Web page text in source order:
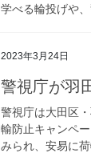
学べる輪投げや
2023年3月24日
警視庁が
警視庁は大田区
輸防止キャンペ
みられ、安易に